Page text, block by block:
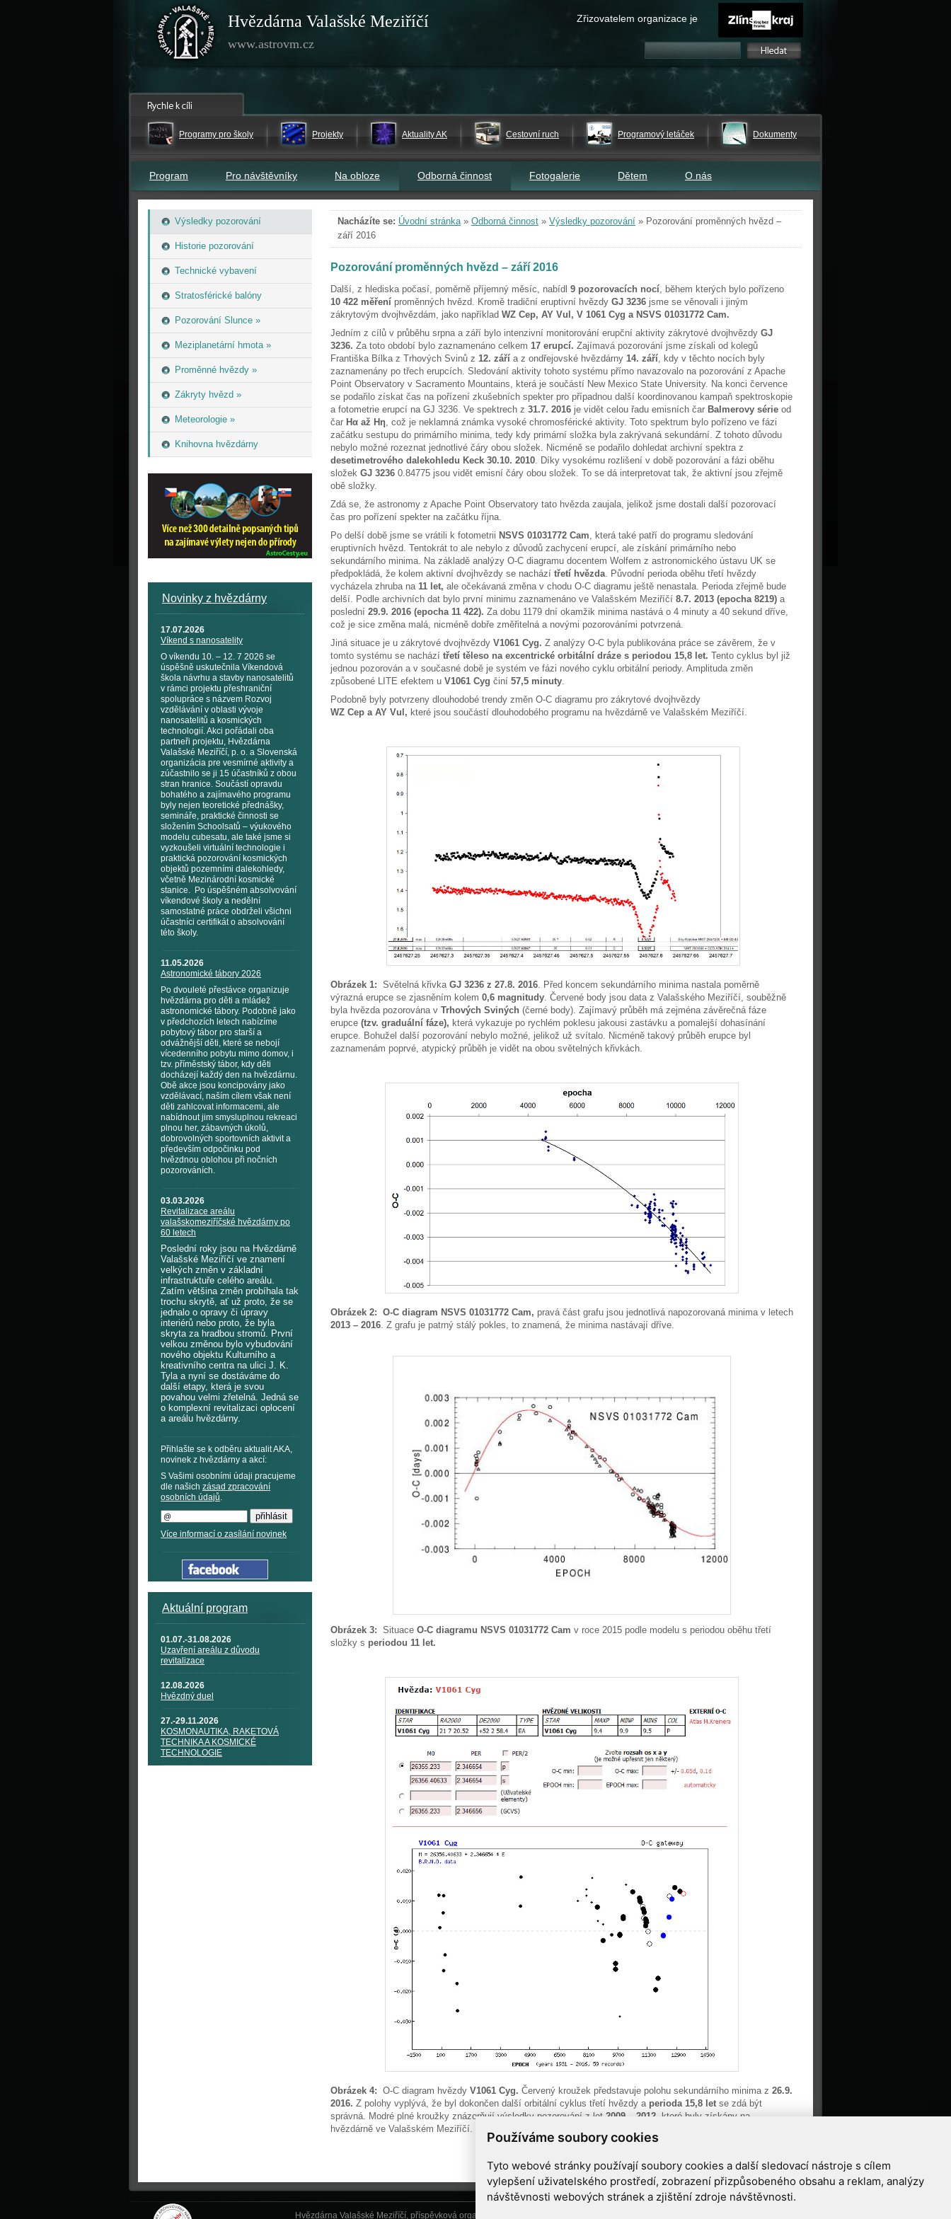
Používáme soubory cookies
Tyto webové stránky používají soubory cookies a další sledovací nástroje s cílem
vylepšení uživatelského prostředí, zobrazení přizpůsobeného obsahu a reklam, analýzy
návštěvnosti webových stránek a zjištění zdroje návštěvnosti.
Hvězdárna Valašské Meziříčí
www.astrovm.cz
Zřizovatelem organizace je
Programy pro školy Projekty Aktuality AK Cestovní ruch Programový letáček Dokumenty
Program Pro návštěvníky Na obloze Odborná činnost Fotogalerie Dětem O nás
Výsledky pozorování
Historie pozorování
Technické vybavení
Stratosférické balóny
Pozorování Slunce »
Meziplanetární hmota »
Proměnné hvězdy »
Zákryty hvězd »
Meteorologie »
Knihovna hvězdárny
Novinky z hvězdárny
17.07.2026
Víkend s nanosatelity
O víkendu 10. – 12. 7 2026 se
úspěšně uskutečnila Víkendová
škola návrhu a stavby nanosatelitů
v rámci projektu přeshraniční
spolupráce s názvem Rozvoj
vzdělávání v oblasti vývoje
nanosatelitů a kosmických
technologií. Akci pořádali oba
partneři projektu, Hvězdárna
Valašské Meziříčí, p. o. a Slovenská
organizácia pre vesmírné aktivity a
zúčastnilo se ji 15 účastníků z obou
stran hranice. Součástí opravdu
bohatého a zajímavého programu
byly nejen teoretické přednášky,
semináře, praktické činnosti se
složením Schoolsatů – výukového
modelu cubesatu, ale také jsme si
vyzkoušeli virtuální technologie i
praktická pozorování kosmických
objektů pozemními dalekohledy,
včetně Mezinárodní kosmické
stanice. Po úspěšném absolvování
víkendové školy a nedělní
samostatné práce obdrželi všichni
účastníci certifikát o absolvování
této školy.
11.05.2026
Astronomické tábory 2026
Po dvouleté přestávce organizuje
hvězdárna pro děti a mládež
astronomické tábory. Podobně jako
v předchozích letech nabízíme
pobytový tábor pro starší a
odvážnější děti, které se nebojí
vícedenního pobytu mimo domov, i
tzv. příměstský tábor, kdy děti
docházejí každý den na hvězdárnu.
Obě akce jsou koncipovány jako
vzdělávací, naším cílem však není
děti zahlcovat informacemi, ale
nabídnout jim smysluplnou rekreaci
plnou her, zábavných úkolů,
dobrovolných sportovních aktivit a
především odpočinku pod
hvězdnou oblohou při nočních
pozorováních.
03.03.2026
Revitalizace areálu
valašskomeziříčské hvězdárny po
60 letech
Poslední roky jsou na Hvězdárně
Valašské Meziříčí ve znamení
velkých změn v základní
infrastruktuře celého areálu.
Zatím většina změn probíhala tak
trochu skrytě, ať už proto, že se
jednalo o opravy či úpravy
interiérů nebo proto, že byla
skryta za hradbou stromů. První
velkou změnou bylo vybudování
nového objektu Kulturního a
kreativního centra na ulici J. K.
Tyla a nyní se dostáváme do
další etapy, která je svou
povahou velmi zřetelná. Jedná se
o komplexní revitalizaci oplocení
a areálu hvězdárny.
Přihlašte se k odběru aktualit AKA,
novinek z hvězdárny a akcí:
S Vašimi osobními údaji pracujeme
dle našich zásad zpracování
osobních údajů.
Více informací o zasílání novinek
Aktuální program
01.07.-31.08.2026
Uzavření areálu z důvodu
revitalizace
12.08.2026
Hvězdný duel
27.-29.11.2026
KOSMONAUTIKA, RAKETOVÁ
TECHNIKA A KOSMICKÉ
TECHNOLOGIE
Nacházíte se: Úvodní stránka» Odborná činnost » Výsledky pozorování » Pozorování proměnných hvězd –
září 2016
Pozorování proměnných hvězd – září 2016
Další, z hlediska počasí, poměrně příjemný měsíc, nabídl 9 pozorovacích nocí, během kterých bylo pořízeno
10 422 měření proměnných hvězd. Kromě tradiční eruptivní hvězdy GJ 3236 jsme se věnovali i jiným
zákrytovým dvojhvězdám, jako například WZ Cep, AY Vul, V 1061 Cyg a NSVS 01031772 Cam.
Jedním z cílů v průběhu srpna a září bylo intenzivní monitorování erupční aktivity zákrytové dvojhvězdy GJ
3236. Za toto období bylo zaznamenáno celkem 17 erupcí. Zajímavá pozorování jsme získali od kolegů
Františka Bílka z Trhových Svinů z 12. září a z ondřejovské hvězdárny 14. září, kdy v těchto nocích byly
zaznamenány po třech erupcích. Sledování aktivity tohoto systému přímo navazovalo na pozorování z Apache
Point Observatory v Sacramento Mountains, která je součástí New Mexico State University. Na konci července
se podařilo získat čas na pořízení zkušebních spekter pro případnou další koordinovanou kampaň spektroskopie
a fotometrie erupcí na GJ 3236. Ve spektrech z 31.7. 2016 je vidět celou řadu emisních čar Balmerovy série od
čar Hα až Hη, což je neklamná známka vysoké chromosférické aktivity. Toto spektrum bylo pořízeno ve fázi
začátku sestupu do primárního minima, tedy kdy primární složka byla zakrývaná sekundární. Z tohoto důvodu
nebylo možné rozeznat jednotlivé čáry obou složek. Nicméně se podařilo dohledat archivní spektra z
desetimetrového dalekohledu Keck 30.10. 2010. Díky vysokému rozlišení v době pozorování a fázi oběhu
složek GJ 3236 0.84775 jsou vidět emisní čáry obou složek. To se dá interpretovat tak, že aktivní jsou zřejmě
obě složky.
Zdá se, že astronomy z Apache Point Observatory tato hvězda zaujala, jelikož jsme dostali další pozorovací
čas pro pořízení spekter na začátku října.
Po delší době jsme se vrátili k fotometrii NSVS 01031772 Cam, která také patří do programu sledování
eruptivních hvězd. Tentokrát to ale nebylo z důvodů zachycení erupcí, ale získání primárního nebo
sekundárního minima. Na základě analýzy O-C diagramu docentem Wolfem z astronomického ústavu UK se
předpokládá, že kolem aktivní dvojhvězdy se nachází třetí hvězda. Původní perioda oběhu třetí hvězdy
vycházela zhruba na 11 let, ale očekávaná změna v chodu O-C diagramu ještě nenastala. Perioda zřejmě bude
delší. Podle archivních dat bylo první minimu zaznamenáno ve Valašském Meziříčí 8.7. 2013 (epocha 8219) a
poslední 29.9. 2016 (epocha 11 422). Za dobu 1179 dní okamžik minima nastává o 4 minuty a 40 sekund dříve,
což je sice změna malá, nicméně dobře změřitelná a novými pozorováními potvrzená.
Jiná situace je u zákrytové dvojhvězdy V1061 Cyg. Z analýzy O-C byla publikována práce se závěrem, že v
tomto systému se nachází třetí těleso na excentrické orbitální dráze s periodou 15,8 let. Tento cyklus byl již
jednou pozorován a v současné době je systém ve fázi nového cyklu orbitální periody. Amplituda změn
způsobené LITE efektem u V1061 Cyg činí 57,5 minuty.
Podobně byly potvrzeny dlouhodobé trendy změn O-C diagramu pro zákrytové dvojhvězdy
WZ Cep a AY Vul, které jsou součástí dlouhodobého programu na hvězdárně ve Valašském Meziříčí.
Obrázek 1: Světelná křivka GJ 3236 z 27.8. 2016. Před koncem sekundárního minima nastala poměrně
výrazná erupce se zjasněním kolem 0,6 magnitudy. Červené body jsou data z Valašského Meziříčí, souběžně
byla hvězda pozorována v Trhových Sviných (černé body). Zajímavý průběh má zejména závěrečná fáze
erupce (tzv. graduální fáze), která vykazuje po rychlém poklesu jakousi zastávku a pomalejší dohasínání
erupce. Bohužel další pozorování nebylo možné, jelikož už svítalo. Nicméně takový průběh erupce byl
zaznamenám poprvé, atypický průběh je vidět na obou světelných křivkách.
Obrázek 2: O-C diagram NSVS 01031772 Cam, pravá část grafu jsou jednotlivá napozorovaná minima v letech
2013 – 2016 . Z grafu je patrný stálý pokles, to znamená, že minima nastávají dříve.
Obrázek 3: Situace O-C diagramu NSVS 01031772 Cam v roce 2015 podle modelu s periodou oběhu třetí
složky s periodou 11 let.
Obrázek 4: O-C diagram hvězdy V1061 Cyg. Červený kroužek představuje polohu sekundárního minima z 26.9.
2016. Z polohy vyplývá, že byl dokončen další orbitální cyklus třetí hvězdy a perioda 15,8 let se zdá být
správná. Modré plné kroužky znázorňují výsledky pozorování z let 2009 – 2012 , které byly získány na
hvězdárně ve Valašském Meziříčí.
Hvězdárna Valašské Meziříčí, příspěvková organizace, Vsetínská 78, 757 01 Valašské Meziříčí